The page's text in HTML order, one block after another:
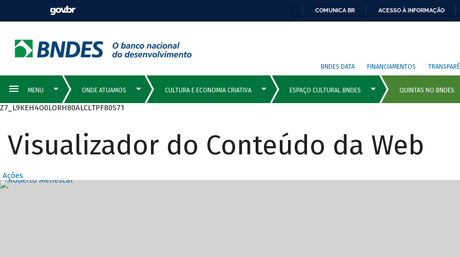
COMUNICA BR ACESSO À INFORMAÇÃO
BNDES DATA FINANCIAMENTOS
Z7_L9KEH4O0LORH80ALCLTPF80S71
Visualizador do Conteúdo da Web
Ações
Destaques Principais com